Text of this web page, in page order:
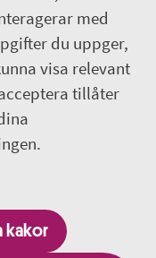
med
du uppger,
visa relevant
tillåter
kakor